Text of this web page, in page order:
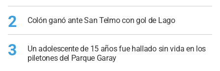
2 Colón ganó ante San Telmo con gol de Lago
3
Un adolescente de 15 años fue hallado sin vida en los
piletones del Parque Garay